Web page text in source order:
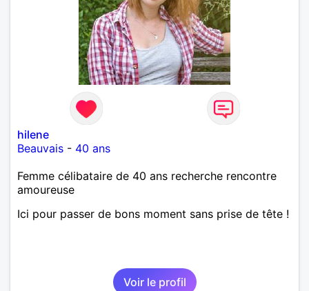
hilene
Beauvais - 40 ans
Femme célibataire de 40 ans recherche rencontre
amoureuse
Ici pour passer de bons moment sans prise de tête !
Voir le profil